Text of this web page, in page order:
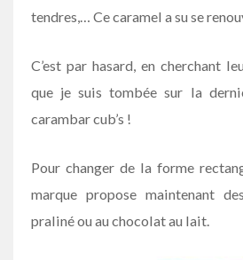
tendres,… Ce caramel a su se
C’est par hasard, en cherchant
que je suis tombée sur la
carambar cub’s !
Pour changer de la forme
marque propose maintenant
praliné ou au chocolat au lait.